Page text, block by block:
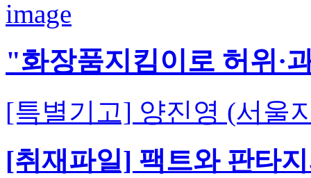
"화장품지킴이로 허위·
[특별기고] 양진영 (서울
[취재파일] 팩트와 판타